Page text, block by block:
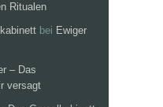
Ritualen
bei Ewiger
– Das
versagt